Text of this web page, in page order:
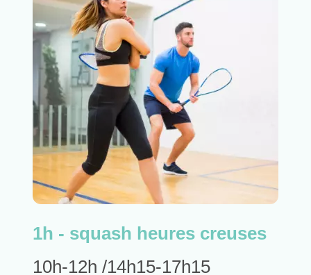
1h - squash heures creuses
10h-12h /14h15-17h15